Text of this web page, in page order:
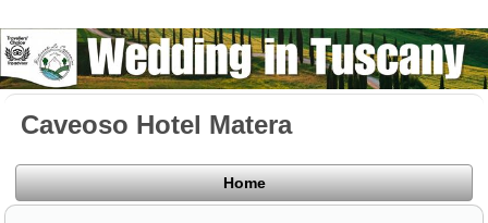
Caveoso Hotel Matera
Home